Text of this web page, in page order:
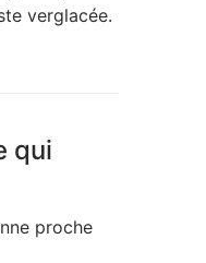
verglacée.
qui
proche